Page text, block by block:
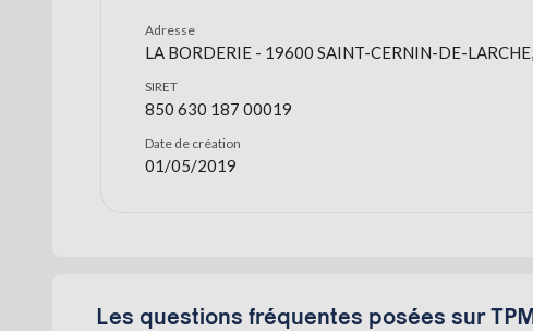
Adresse
LA BORDERIE - 19600 SAINT-CERNIN-DE-
SIRET
850 630 187 00019
Date de création
01/05/2019
Les questions fréquentes posées sur